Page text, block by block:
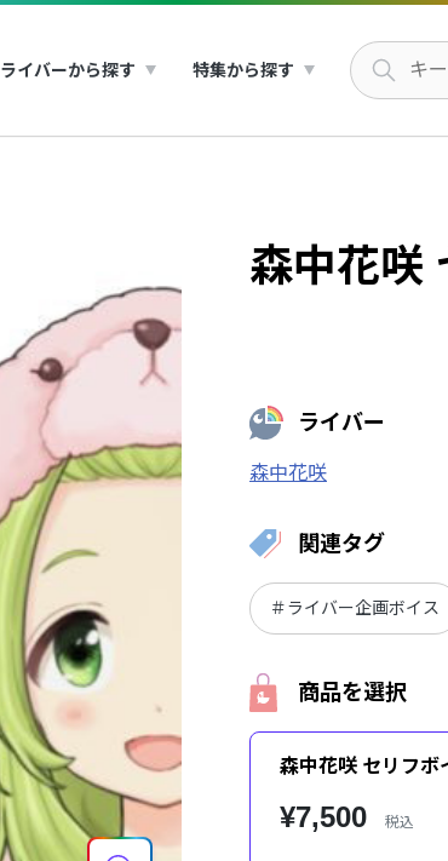
ライバーから探す 特集から探す
森中花咲
ライバー
森中花咲
関連タグ
＃ライバー企画ボイス
商品を選択
森中花咲 セリフボ
¥7,500 税込